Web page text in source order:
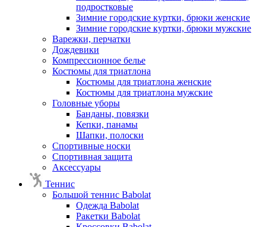
подростковые
Зимние городские куртки, брюки женские
Зимние городские куртки, брюки мужские
Варежки, перчатки
Дождевики
Компрессионное белье
Костюмы для триатлона
Костюмы для триатлона женские
Костюмы для триатлона мужские
Головные уборы
Банданы, повязки
Кепки, панамы
Шапки, полоски
Спортивные носки
Спортивная защита
Аксессуары
Теннис
Большой теннис Babolat
Одежда Babolat
Ракетки Babolat